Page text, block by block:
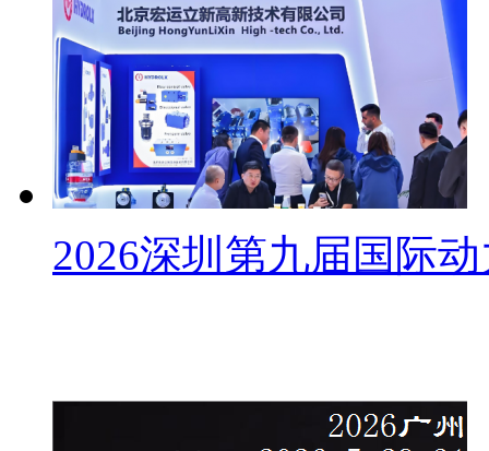
2026深圳第九届国际